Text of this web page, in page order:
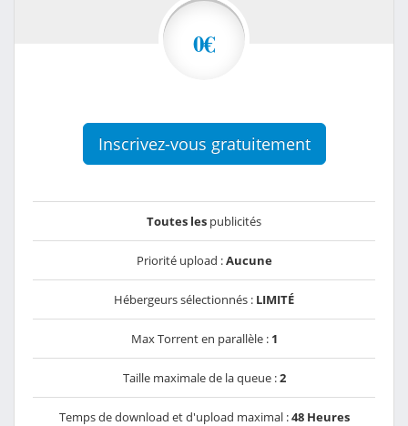
0€
Inscrivez-vous gratuitement
Toutes les publicités
Priorité upload :Aucune
Hébergeurs sélectionnés : LIMITÉ
Max Torrent en parallèle : 1
Taille maximale de la queue :2
Temps de download et d'upload maximal :48 Heures